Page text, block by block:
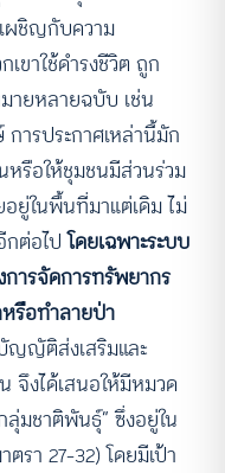
ผชิญกับความ
ขาใช้ดำรงชีวิต ถูก
ายหลายฉบับ เช่น
ารประกาศเหล่านี้มัก
หรือให้ชุมชนมีส่วนร่วม
ยู่ในพื้นที่มาแต่เดิม ไม่
กต่อไปโดยเฉพาะระบบ
ารจัดการทรัพยากร
รือทำลายป่า
ญญัติส่งเสริมและ
จึงได้เสนอให้มีหมวด
มชาติพันธุ์” ซึ่งอยู่ใน
รา 27–32) โดยมีเป้า